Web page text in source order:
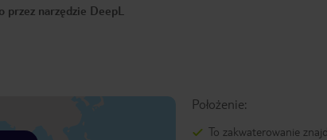
przez narzędzie DeepL
Położenie:
To zakwaterowanie